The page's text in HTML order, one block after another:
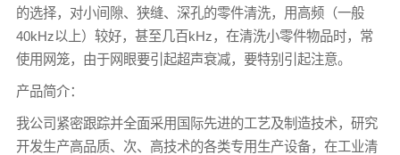
的选择，对小间隙、狭缝、深孔的零件清洗，用高频（一般
40kHz以上）较好，甚至几百kHz，在清洗小零件物品时，常
使用网笼，由于网眼要引起超声衰减，要特别引起注意。
产品简介：
我公司紧密跟踪并全面采用国际先进的工艺及制造技术，研究
开发生产高品质、次、高技术的各类专用生产设备，在工业清